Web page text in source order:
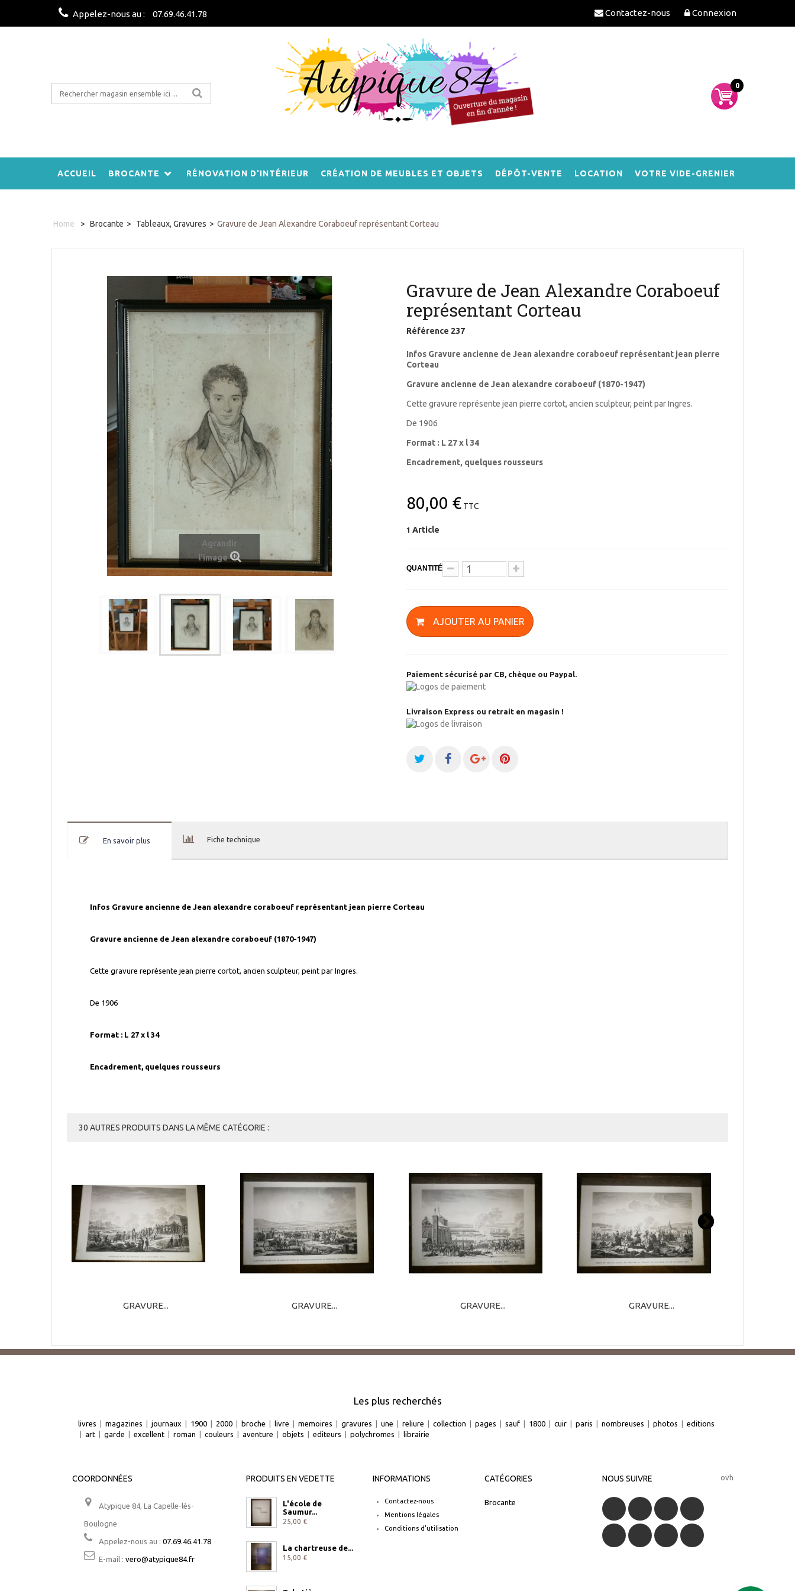
Connexion
Contactez-nous
Appelez-nous au : 07.69.46.41.78
0
ACCUEIL BROCANTE RÉNOVATION D'INTÉRIEUR CRÉATION DE MEUBLES ET OBJETS DÉPÔT-VENTE LOCATION VOTRE VIDE-GRENIER
Home > Brocante > Tableaux, Gravures > Gravure de Jean Alexandre Coraboeuf représentant Corteau
Agrandir
l'image
Gravure de Jean Alexandre Coraboeuf
représentant Corteau
Référence 237
Infos Gravure ancienne de Jean alexandre coraboeuf représentant jean pierre
Corteau
Gravure ancienne de Jean alexandre coraboeuf (1870-1947)
Cette gravure représente jean pierre cortot, ancien sculpteur, peint par Ingres.
De 1906
Format : L 27 x l 34
Encadrement, quelques rousseurs
80,00 € TTC
1 Article
QUANTITÉ
AJOUTER AU PANIER
Paiement sécurisé par CB, chèque ou Paypal.
Livraison Express ou retrait en magasin !
En savoir plus Fiche technique
Infos Gravure ancienne de Jean alexandre coraboeuf représentant jean pierre Corteau
Gravure ancienne de Jean alexandre coraboeuf (1870-1947)
Cette gravure représente jean pierre cortot, ancien sculpteur, peint par Ingres.
De 1906
Format : L 27 x l 34
Encadrement, quelques rousseurs
30 AUTRES PRODUITS DANS LA MÊME CATÉGORIE :
GRAVURE... GRAVURE... GRAVURE... GRAVURE...
Les plus recherchés
livres | magazines | journaux | 1900 | 2000 | broche | livre | memoires | gravures | une | reliure | collection | pages | sauf | 1800 | cuir | paris | nombreuses | photos | editions
| art | garde | excellent | roman | couleurs | aventure | objets | editeurs | polychromes | librairie
COORDONNÉES
Atypique 84, La Capelle-lès-
Boulogne
Appelez-nous au : 07.69.46.41.78
E-mail : vero@atypique84.fr
PRODUITS EN VEDETTE
L'école de
Saumur...
25,00 €
La chartreuse de...
15,00 €
INFORMATIONS
Contactez-nous
Mentions légales
Conditions d'utilisation
CATÉGORIES
Brocante
NOUS SUIVRE ovh